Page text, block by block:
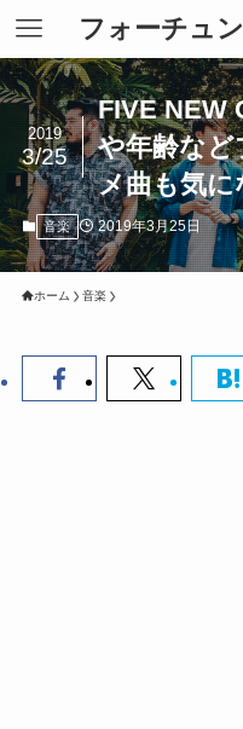
フォーチュ
FIVE NEW
や年齢な
メ曲も気に
2019
3/25
音楽 2019年3月25日
ホーム 音楽